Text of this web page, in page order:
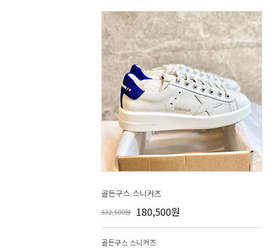
골든구스 스니커즈
332,500원 180,500원
골든구스 스니커즈